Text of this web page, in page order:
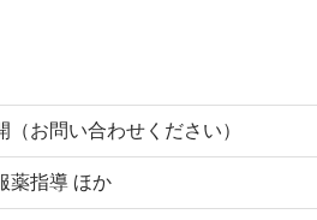
（お問い合わせください）
薬指導 ほか